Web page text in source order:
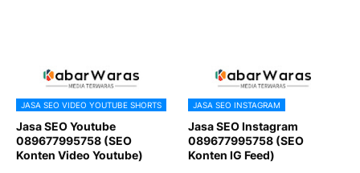
JASA SEO VIDEO YOUTUBE SHORTS
Jasa SEO Youtube
089677995758 (SEO
Konten Video Youtube)
JASA SEO INSTAGRAM
Jasa SEO Instagram
089677995758 (SEO
Konten IG Feed)